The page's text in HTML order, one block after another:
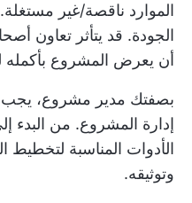
الموارد ناقصة/غير
الجودة. قد يتأثر تعاون
أن يعرض المشروع بأكمله
بصفتك مدير مشروع، يجب
إدارة المشروع. من البدء
الأدوات المناسبة لتخطيط
وتوثيقه.